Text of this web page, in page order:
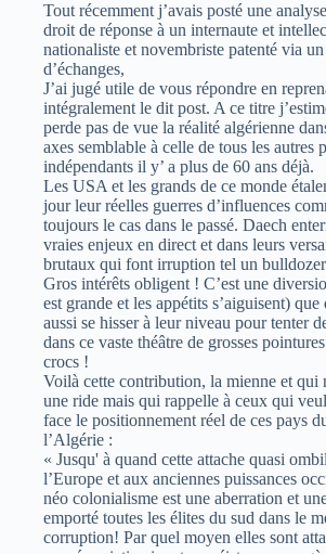
Tout récemment j’avais posté une
droit de réponse à un internaute et
nationaliste et novembriste patenté via
d’échanges,
J’ai jugé utile de vous répondre en
intégralement le dit post. A ce titre
perde pas de vue la réalité algérienne
axes semblable à celle de tous les autres
indépendants il y’ a plus de 60 ans déjà.
Les USA et les grands de ce monde
jour leur réelles guerres d’influences
toujours le cas dans le passé. Daech
vraies enjeux en direct et dans leurs
brutaux qui font irruption tel un
Gros intérêts obligent ! C’est une
est grande et les appétits s’aiguisent)
aussi se hisser à leur niveau pour tenter
dans ce vaste théâtre de grosses
crocs !
Voilà cette contribution, la mienne et qui
une ride mais qui rappelle à ceux qui
face le positionnement réel de ces pays
l’Algérie :
« Jusqu' à quand cette attache quasi
l’Europe et aux anciennes puissances
néo colonialisme est une aberration et
emporté toutes les élites du sud dans le
corruption! Par quel moyen elles sont